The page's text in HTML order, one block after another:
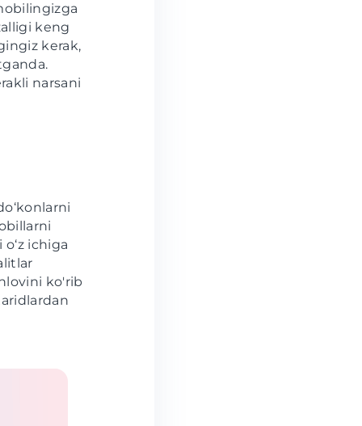
keng
kerak,
narsani
ichiga
ko'rib